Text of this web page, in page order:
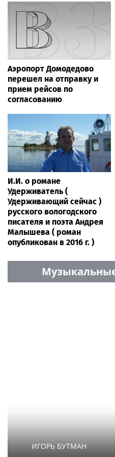
Аэропорт Домодедово
перешел на отправку и
прием рейсов по
согласованию
И.И. о романе
Удерживатель (
Удерживающий сейчас )
русского вологодского
писателя и поэта Андрея
Малышева ( роман
опубликован в 2016 г. )
ИГОРЬ БУТМАН